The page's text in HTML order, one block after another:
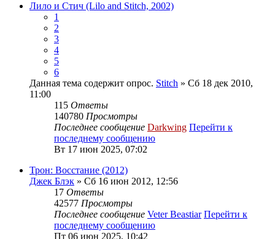
Лило и Стич (Lilo and Stitch, 2002)
1
2
3
4
5
6
Данная тема содержит опрос. Stitch » Сб 18 дек 2010,
11:00
115 Ответы
140780 Просмотры
Последнее сообщение Darkwing Перейти к
последнему сообщению
Вт 17 июн 2025, 07:02
Трон: Восстание (2012)
Джек Блэк » Сб 16 июн 2012, 12:56
17 Ответы
42577 Просмотры
Последнее сообщение Veter Beastiar Перейти к
последнему сообщению
Пт 06 июн 2025, 10:42